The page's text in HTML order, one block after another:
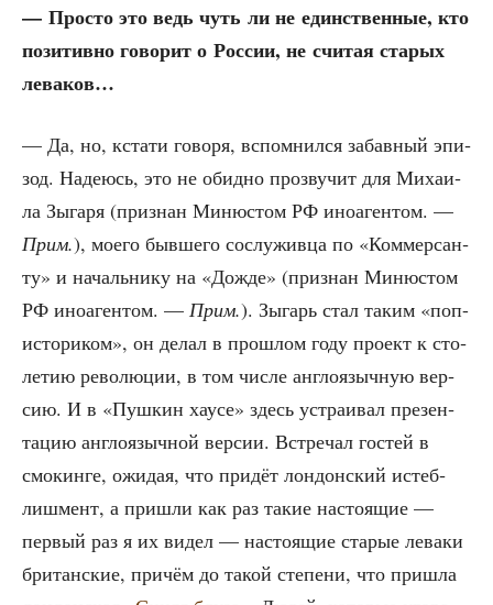
— Про­сто это ведь чуть ли не един­ствен­ные, кто
пози­тив­но гово­рит о Рос­сии, не счи­тая ста­рых
леваков…
— Да, но, кста­ти гово­ря, вспом­нил­ся забав­ный эпи­
зод. Наде­юсь, это не обид­но про­зву­чит для Миха­и­
ла Зыга­ря (при­знан Миню­стом РФ ино­аген­том. —
Прим.), мое­го быв­ше­го сослу­жив­ца по «Ком­мер­сан­
ту» и началь­ни­ку на «Дожде» (при­знан Миню­стом
РФ ино­аген­том. — Прим.). Зыгарь стал таким «поп-
исто­ри­ком», он делал в про­шлом году про­ект к сто­
ле­тию рево­лю­ции, в том чис­ле англо­языч­ную вер­
сию. И в «Пуш­кин хау­се» здесь устра­и­вал пре­зен­
та­цию англо­языч­ной вер­сии. Встре­чал гостей в
смо­кин­ге, ожи­дая, что при­дёт лон­дон­ский истеб­
лиш­мент, а при­шли как раз такие насто­я­щие —
пер­вый раз я их видел — насто­я­щие ста­рые лева­ки
бри­тан­ские, при­чём до такой сте­пе­ни, что при­шла